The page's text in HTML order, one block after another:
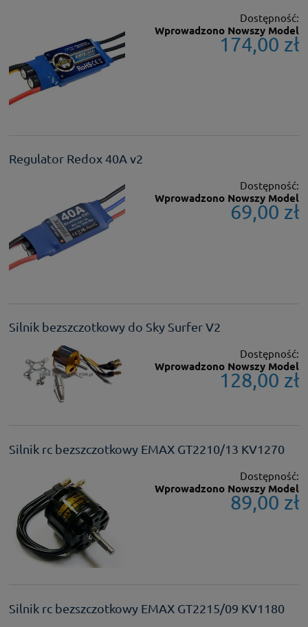
Dostępność:
Wprowadzono Nowszy Model
174,00 zł
Regulator Redox 40A v2
Dostępność:
Wprowadzono Nowszy Model
69,00 zł
Silnik bezszczotkowy do Sky Surfer V2
Dostępność:
Wprowadzono Nowszy Model
128,00 zł
Silnik rc bezszczotkowy EMAX GT2210/13 KV1270
Dostępność:
Wprowadzono Nowszy Model
89,00 zł
Silnik rc bezszczotkowy EMAX GT2215/09 KV1180